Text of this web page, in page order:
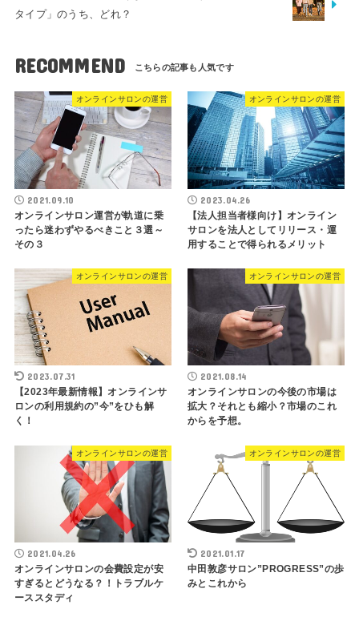
タイプ」のうち、どれ？
RECOMMEND
オンラインサロンの運営
2021.09.10
オンラインサロン運営が軌道に乗
ったら迷わずやるべきこと３選～
その３
オンラインサロンの運営
2023.04.26
【法人担当者様向け】オンライン
サロンを法人としてリリース・運
用することで得られるメリット
オンラインサロンの運営
2023.07.31
【2023年最新情報】オンラインサ
ロンの利用規約の”今”をひも解
く！
オンラインサロンの運営
2021.08.14
オンラインサロンの今後の市場は
拡大？それとも縮小？市場のこれ
からを予想。
オンラインサロンの運営
2021.04.26
オンラインサロンの会費設定が安
すぎるとどうなる？！トラブルケ
ーススタディ
オンラインサロンの運営
2021.01.17
中田敦彦サロン”PROGRESS”の歩
みとこれから